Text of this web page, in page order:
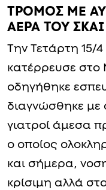
ΤΡΟΜΟΣ ΜΕ
ΑΕΡΑ ΤΟΥ ΣΚΑΙ
Την Τετάρτη 15/
κατέρρευσε στο
οδηγήθηκε
διαγνώσθηκε με
γιατροί άμεσα
ο οποίος
και σήμερα,
κρίσιμη αλλά